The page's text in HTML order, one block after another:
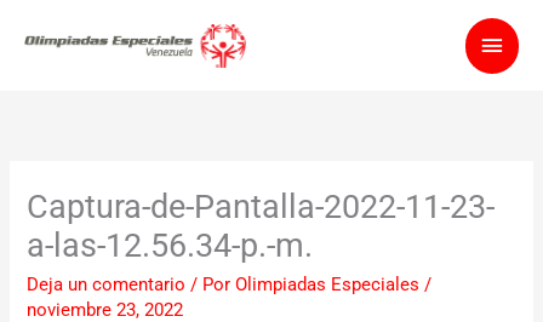
Captura-de-Pantalla-2022-11-23-
a-las-12.56.34-p.-m.
Deja un comentario / PorOlimpiadas Especiales/
noviembre 23, 2022